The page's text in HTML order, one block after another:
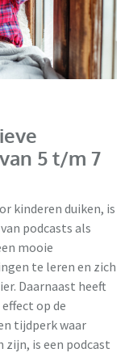
5 t/m 7
kinderen duiken, is
podcasts als
mooie
te leren en zich
Daarnaast heeft
op de
tijdperk waar
zijn, is een podcast